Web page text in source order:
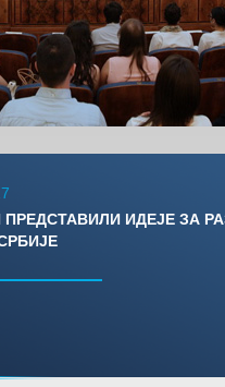
ПРЕДСТАВИЛИ ИДЕЈЕ ЗА